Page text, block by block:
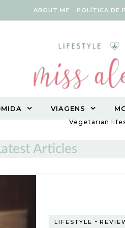
ABOUT ME POLÍTICA DE
Vegetarian
VIAGENS
Articles
LIFESTYLE -